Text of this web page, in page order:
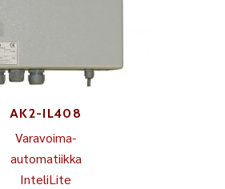
AK2-IL408
Varavoima-
automatiikka
InteliLite